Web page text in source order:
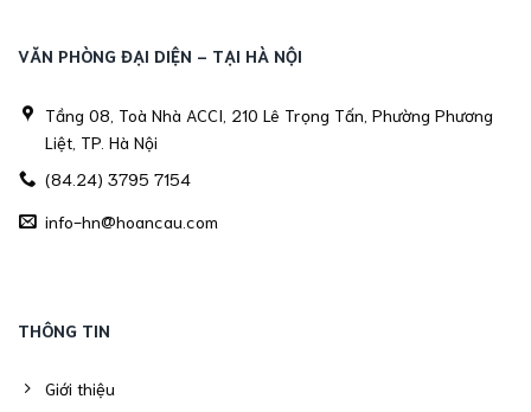
VĂN PHÒNG ĐẠI DIỆN - TẠI HÀ NỘI
Tầng 08, Toà Nhà ACCI, 210 Lê Trọng Tấn, Phường Phương
Liệt, TP. Hà Nội
(84.24) 3795 7154
info-hn@hoancau.com
THÔNG TIN
Giới thiệu